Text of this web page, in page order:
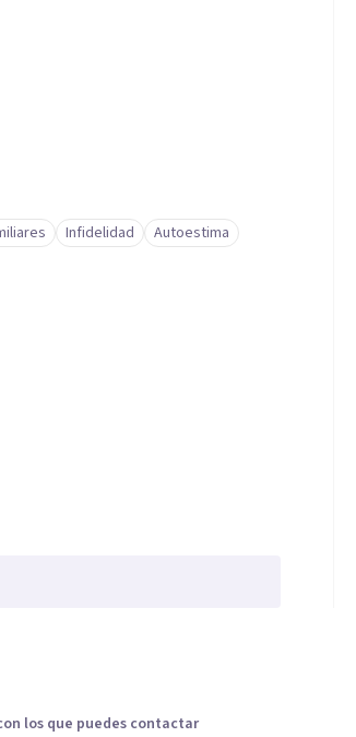
Infidelidad
Autoestima
los que puedes contactar